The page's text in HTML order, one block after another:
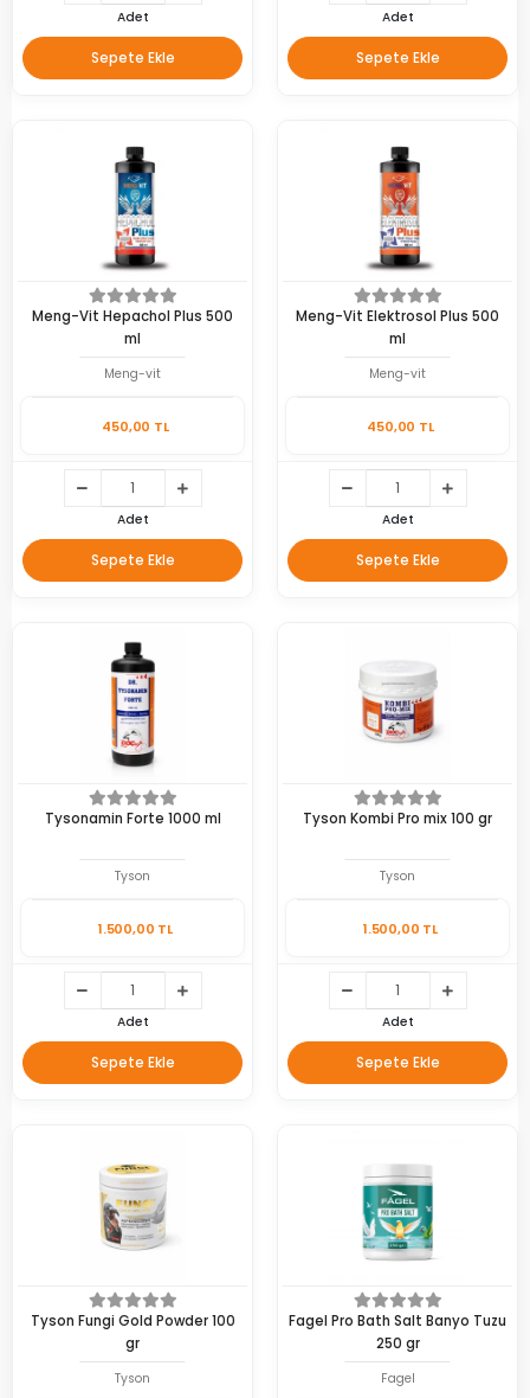
Adet
Sepete Ekle
Adet
Sepete Ekle
Meng-Vit Hepachol Plus 500
ml
Meng-vit
450,00 TL
Adet
Sepete Ekle
Meng-Vit Elektrosol Plus 500
ml
Meng-vit
450,00 TL
Adet
Sepete Ekle
Tysonamin Forte 1000 ml
Tyson
1.500,00 TL
Adet
Sepete Ekle
Tyson Kombi Pro mix 100 gr
Tyson
1.500,00 TL
Adet
Sepete Ekle
Tyson Fungi Gold Powder 100
gr
Tyson
Fagel Pro Bath Salt Banyo Tuzu
250 gr
Fagel